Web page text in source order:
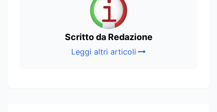
Scritto da Redazione
Leggi altri articoli